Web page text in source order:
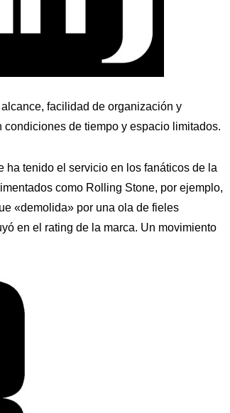
facilidad de organización y
de tiempo y espacio limitados.
ha tenido el servicio en los fanáticos de la
como Rolling Stone, por ejemplo,
«demolida» por una ola de fieles
en el rating de la marca. Un movimiento